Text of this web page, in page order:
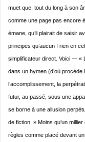
muet que, tout du long à son
comme une page pas encore
émane, qu’il plairait de saisir
principes qu’aucun ! rien en
simplificateur direct. Voici — «
dans un hymen (d’où
l’accomplissement, la
futur, au passé, sous une
se borne à une allusion
de fiction. » Moins qu’un
règles comme placé devant